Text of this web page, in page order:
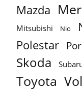
Mazda
Mitsubishi Nio
Polestar
Skoda
Toyota